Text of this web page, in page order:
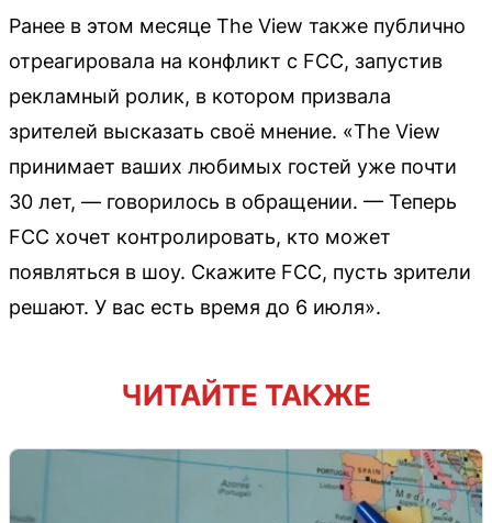
Ранее в этом месяце The View также публично
отреагировала на конфликт с FCC, запустив
рекламный ролик, в котором призвала
зрителей высказать своё мнение. «The View
принимает ваших любимых гостей уже почти
30 лет, — говорилось в обращении. — Теперь
FCC хочет контролировать, кто может
появляться в шоу. Скажите FCC, пусть зрители
решают. У вас есть время до 6 июля».
ЧИТАЙТЕ ТАКЖЕ